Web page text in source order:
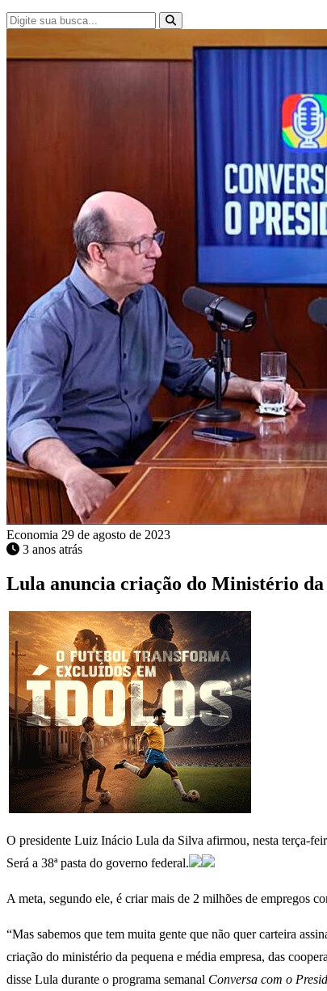
Economia 29 de agosto de 2023
3 anos atrás
Lula anuncia criação do Ministério da
O presidente Luiz Inácio Lula da Silva afirmou, nesta terça-
Será a 38ª pasta do governo federal.
A meta, segundo ele, é criar mais de 2 milhões de empregos
“Mas sabemos que tem muita gente que não quer carteira
criação do ministério da pequena e média empresa, das
disse Lula durante o programa semanal Conversa com o